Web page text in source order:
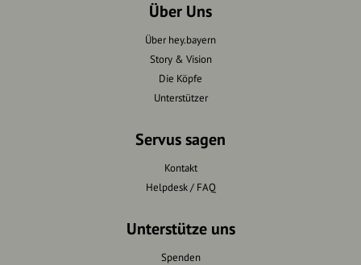
Über Uns
Über hey.bayern
Story & Vision
Die Köpfe
Unterstützer
Servus sagen
Kontakt
Helpdesk / FAQ
Unterstütze uns
Spenden